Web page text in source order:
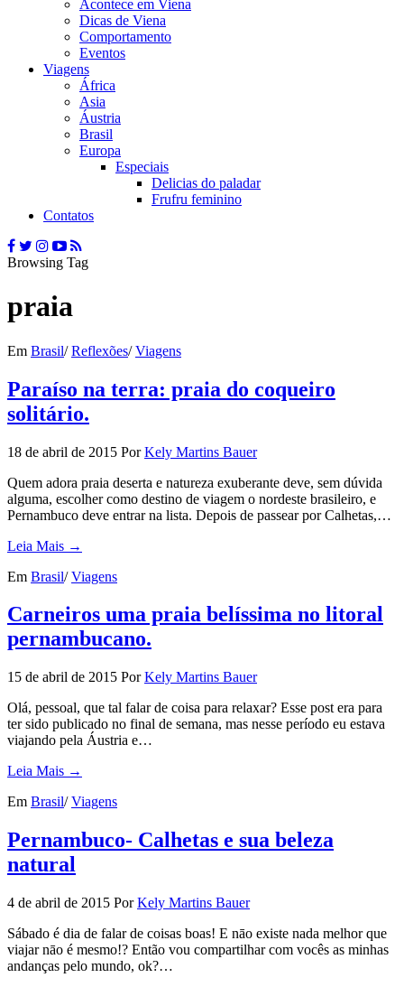
Acontece em Viena
Dicas de Viena
Comportamento
Eventos
Viagens
África
Asia
Áustria
Brasil
Europa
Especiais
Delicias do paladar
Frufru feminino
Contatos
Browsing Tag
praia
Em Brasil/ Reflexões/ Viagens
Paraíso na terra: praia do coqueiro
solitário.
18 de abril de 2015 Por Kely Martins Bauer
Quem adora praia deserta e natureza exuberante deve, sem dúvida
alguma, escolher como destino de viagem o nordeste brasileiro, e
Pernambuco deve entrar na lista. Depois de passear por Calhetas,…
Leia Mais →
Em Brasil/ Viagens
Carneiros uma praia belíssima no litoral
pernambucano.
15 de abril de 2015 Por Kely Martins Bauer
Olá, pessoal, que tal falar de coisa para relaxar? Esse post era para
ter sido publicado no final de semana, mas nesse período eu estava
viajando pela Áustria e…
Leia Mais →
Em Brasil/ Viagens
Pernambuco- Calhetas e sua beleza
natural
4 de abril de 2015 Por Kely Martins Bauer
Sábado é dia de falar de coisas boas! E nāo existe nada melhor que
viajar nāo é mesmo!? Então vou compartilhar com vocês as minhas
andanças pelo mundo, ok?…